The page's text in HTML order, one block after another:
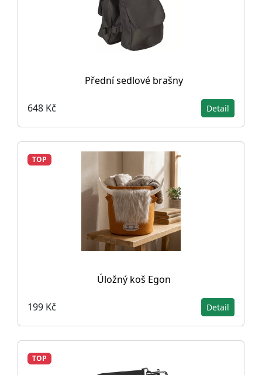
Přední sedlové brašny
648 Kč Detail
TOP
Úložný koš Egon
199 Kč Detail
TOP